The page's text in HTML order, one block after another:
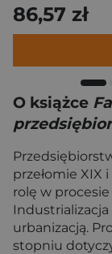
86,57 zł
O książce
przełomie XIX
rolę w
Industrializacja
urbanizacją.
stopniu